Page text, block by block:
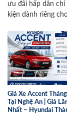
ưu đãi hấp dẫn
kiện dành riêng
Giá Xe Accent
Tại Nghệ An | Giá
Nhất – Hyundai